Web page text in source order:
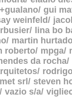
gui
weinfeld
lina bo
martin
roberto mpga
da rocha
srl steven
vazio s/a